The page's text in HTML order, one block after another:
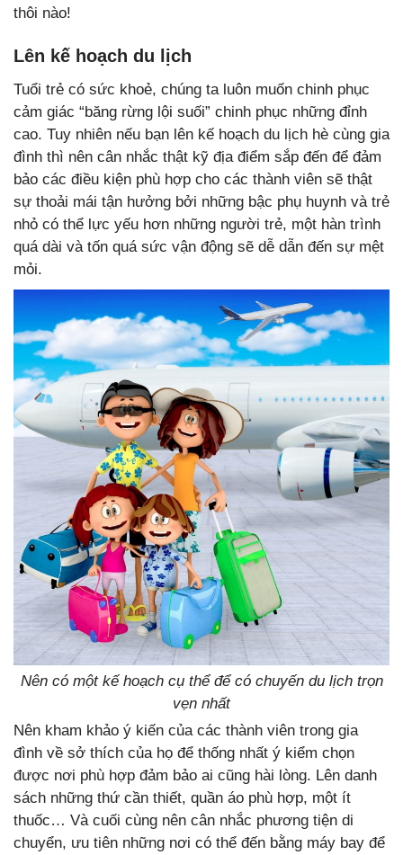
thôi nào!
Lên kế hoạch du lịch
Tuổi trẻ có sức khoẻ, chúng ta luôn muốn chinh phục
cảm giác “băng rừng lội suối” chinh phục những đỉnh
cao. Tuy nhiên nếu bạn lên kế hoạch du lịch hè cùng gia
đình thì nên cân nhắc thật kỹ địa điểm sắp đến để đảm
bảo các điều kiện phù hợp cho các thành viên sẽ thật
sự thoải mái tận hưởng bởi những bậc phụ huynh và trẻ
nhỏ có thể lực yếu hơn những người trẻ, một hàn trình
quá dài và tốn quá sức vận động sẽ dễ dẫn đến sự mệt
mỏi.
Nên có một kế hoạch cụ thể để có chuyến du lịch trọn
vẹn nhất
Nên kham khảo ý kiến của các thành viên trong gia
đình về sở thích của họ để thống nhất ý kiểm chọn
được nơi phù hợp đảm bảo ai cũng hài lòng. Lên danh
sách những thứ cần thiết, quần áo phù hợp, một ít
thuốc… Và cuối cùng nên cân nhắc phương tiện di
chuyển, ưu tiên những nơi có thể đến bằng máy bay để